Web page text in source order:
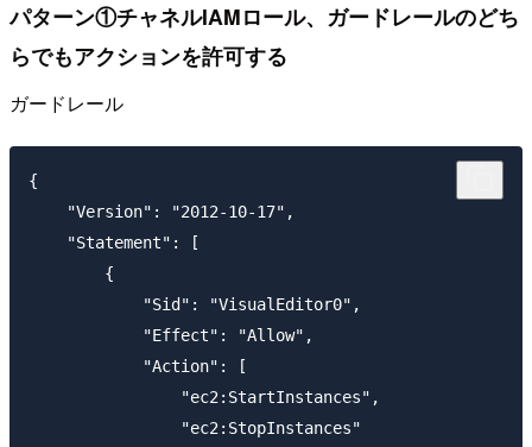
パターン①チャネルIAMロール、ガードレールのどち
らでもアクションを許可する
ガードレール
{
    "Version": "2012-10-17",
    "Statement": [
        {
            "Sid": "VisualEditor0",
            "Effect": "Allow",
            "Action": [
                "ec2:StartInstances",
                "ec2:StopInstances"